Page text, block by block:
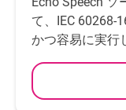
て、IEC 60268-
かつ容易に実行